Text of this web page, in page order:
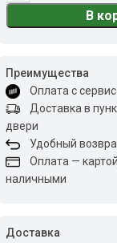
В
Преимущества
Оплата с
Доставка в
двери
Удобный
Оплата —
наличными
Доставка